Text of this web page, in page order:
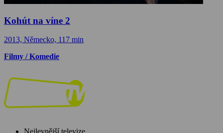
Kohút na víne 2
2013, Německo, 117 min
Filmy / Komedie